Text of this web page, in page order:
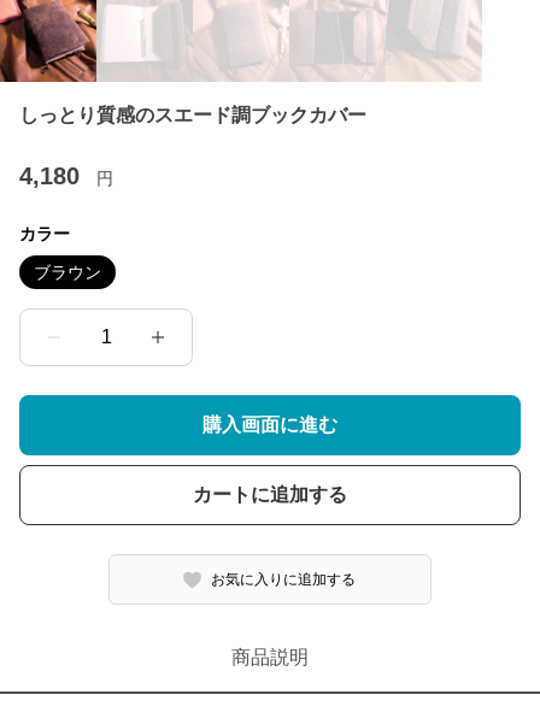
しっとり質感のスエード調ブックカバー
4,180 円
カラー
ブラウン
1
購入画面に進む
カートに追加する
お気に入りに追加する
商品説明